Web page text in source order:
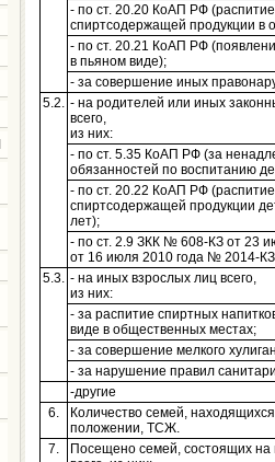
- по ст. 20.20 КоАП РФ
спиртсодержащей продукции в
- по ст. 20.21 КоАП РФ
в пьяном виде);
- за совершение иных
5.2. - на родителей или иных
всего,
из них:
- по ст. 5.35 КоАП РФ (за
обязанностей по воспитанию
- по ст. 20.22 КоАП РФ
спиртсодержащей продукции
лет);
- по ст. 2.9 ЗКК № 608-КЗ от 23
от 16 июля 2010 года № 2014-
5.3. - на иных взрослых лиц всего,
из них:
- за распитие спиртных
виде в общественных местах;
- за совершение мелкого
- за нарушение правил
-другие
6.
Количество семей,
положении, ТСЖ.
7.
Посещено семей, состоящих на